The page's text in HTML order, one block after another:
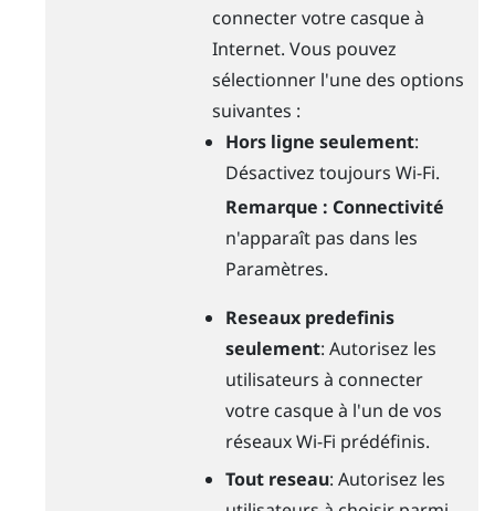
connecter votre casque à
Internet. Vous pouvez
sélectionner l'une des options
suivantes :
Hors ligne seulement:
Désactivez toujoursWi-Fi.
Remarque : Connectivité
n'apparaît pas dans les
Paramètres.
Reseaux predefinis
seulement: Autorisez les
utilisateurs à connecter
votre casque à l'un de vos
réseauxWi-Fi prédéfinis.
Tout reseau: Autorisez les